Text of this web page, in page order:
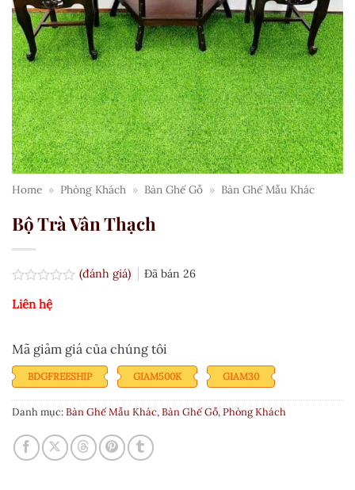
Home » Phòng Khách » Bàn Ghế Gỗ » Bàn Ghế Mẫu Khác
Bộ Trà Vân Thạch
xếp
5
sao
(đánh giá) Đã bán 26
Liên hệ
Mã giảm giá của chúng tôi
BDGFREESHIP GIAM500K GIAM30
Danh mục:Bàn Ghế Mẫu Khác,Bàn Ghế Gỗ,Phòng Khách